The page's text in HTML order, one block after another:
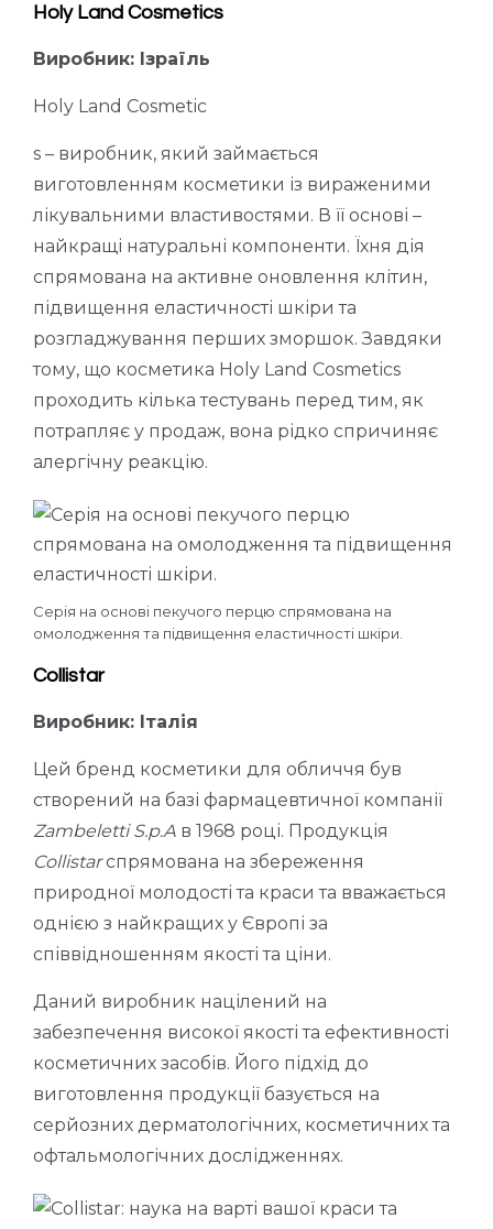
Holy Land Cosmetics
Виробник: Ізраїль
Holy Land Cosmetic
s – виробник, який займається
виготовленням косметики із вираженими
лікувальними властивостями. В її основі –
найкращі натуральні компоненти. Їхня дія
спрямована на активне оновлення клітин,
підвищення еластичності шкіри та
розгладжування перших зморшок. Завдяки
тому, що косметика Holy Land Cosmetics
проходить кілька тестувань перед тим, як
потрапляє у продаж, вона рідко спричиняє
алергічну реакцію.
Серія на основі пекучого перцю спрямована на
омолодження та підвищення еластичності шкіри.
Collistar
Виробник: Італія
Цей бренд косметики для обличчя був
створений на базі фармацевтичної компанії
Zambeletti S.p.А в 1968 році. Продукція
Collistarспрямована на збереження
природної молодості та краси та вважається
однією з найкращих у Європі за
співвідношенням якості та ціни.
Даний виробник націлений на
забезпечення високої якості та ефективності
косметичних засобів. Його підхід до
виготовлення продукції базується на
серйозних дерматологічних, косметичних та
офтальмологічних дослідженнях.